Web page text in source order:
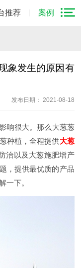
推荐 案例
象发生的原因有
发布日期： 2021-08-18
响很大。那么 大葱葱
种植，全程提供大葱
治以及大葱施肥增产
，提供最优质的产品
一下。